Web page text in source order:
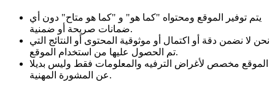
يتم توفير الموقع ومحتواه "كما هو" و "كما هو متاح" دون أي
ضمانات صريحة أو ضمنية.
نحن لا نضمن دقة أو اكتمال أو موثوقية المحتوى أو النتائج التي
تم الحصول عليها من استخدام الموقع.
الموقع مخصص لأغراض الترفيه والمعلومات فقط وليس بديلا
عن المشورة المهنية.